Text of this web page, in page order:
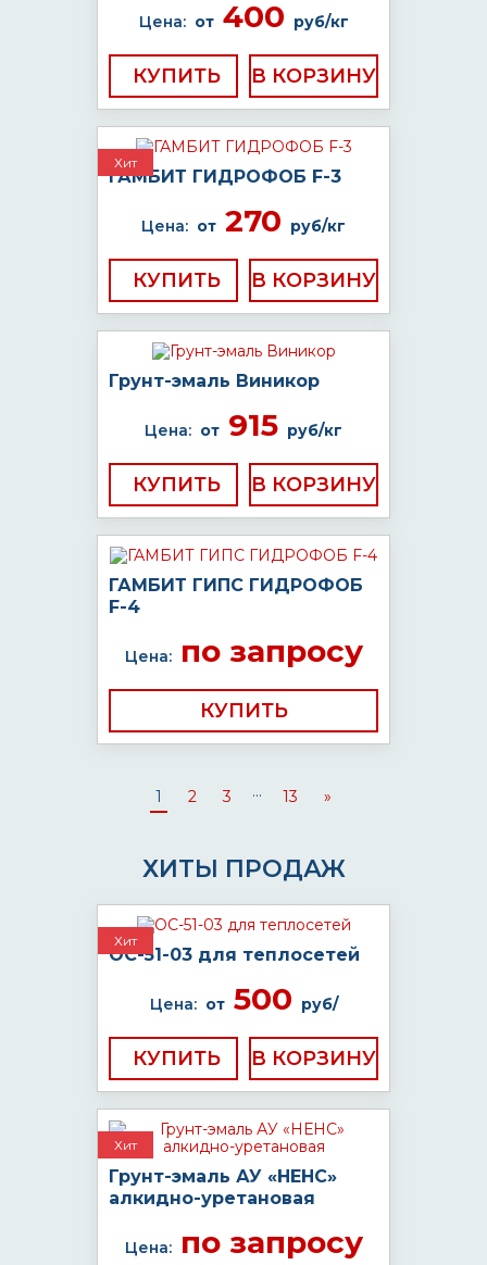
Цена: от400 руб/кг
КУПИТЬ
Хит
ГАМБИТ ГИДРОФОБ F-3
Цена: от 270 руб/кг
КУПИТЬ
Грунт-эмаль Виникор
Цена: от 915 руб/кг
КУПИТЬ
ГАМБИТ ГИПС ГИДРОФОБ
F-4
Цена:по запросу
КУПИТЬ
1 2 3 ... 13 »
ХИТЫ ПРОДАЖ
Хит
ОС-51-03 для теплосетей
Цена: от500 руб/
КУПИТЬ
Хит
Грунт-эмаль АУ «НЕНС»
алкидно-уретановая
Цена:по запросу